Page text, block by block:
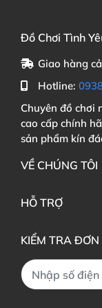
Đồ Chơi Tình
Giao hàng
Hotline:
Chuyên đồ chơi
cao cấp chính
sản phẩm kín
VỀ CHÚNG TÔI
HỖ TRỢ
KIỂM TRA